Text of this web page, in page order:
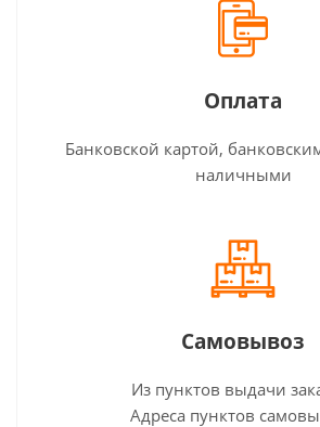
Оплата
Банковской картой,
наличными
Самовывоз
Из пунктов выдачи
Адреса пунктов